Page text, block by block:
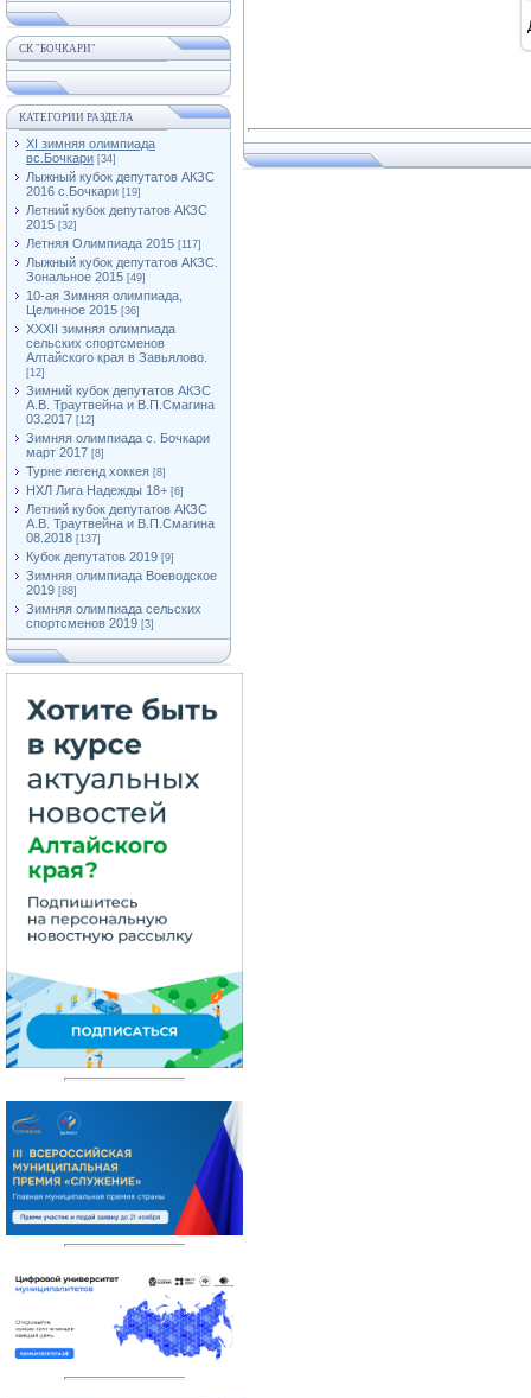
СК "БОЧКАРИ"
КАТЕГОРИИ РАЗДЕЛА
XI зимняя олимпиада
вс.Бочкари [34]
Лыжный кубок депутатов АКЗС
2016 с.Бочкари [19]
Летний кубок депутатов АКЗС
2015 [32]
Летняя Олимпиада 2015 [117]
Лыжный кубок депутатов АКЗС.
Зональное 2015 [49]
10-ая Зимняя олимпиада,
Целинное 2015 [36]
XXXII зимняя олимпиада
сельских спортсменов
Алтайского края в Завьялово.
[12]
Зимний кубок депутатов АКЗС
А.В. Траутвейна и В.П.Смагина
03.2017 [12]
Зимняя олимпиада с. Бочкари
март 2017 [8]
Турне легенд хоккея [8]
НХЛ Лига Надежды 18+ [6]
Летний кубок депутатов АКЗС
А.В. Траутвейна и В.П.Смагина
08.2018 [137]
Кубок депутатов 2019 [9]
Зимняя олимпиада Воеводское
2019 [88]
Зимняя олимпиада сельских
спортсменов 2019 [3]